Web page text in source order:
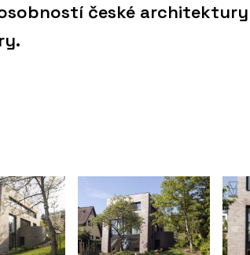
české